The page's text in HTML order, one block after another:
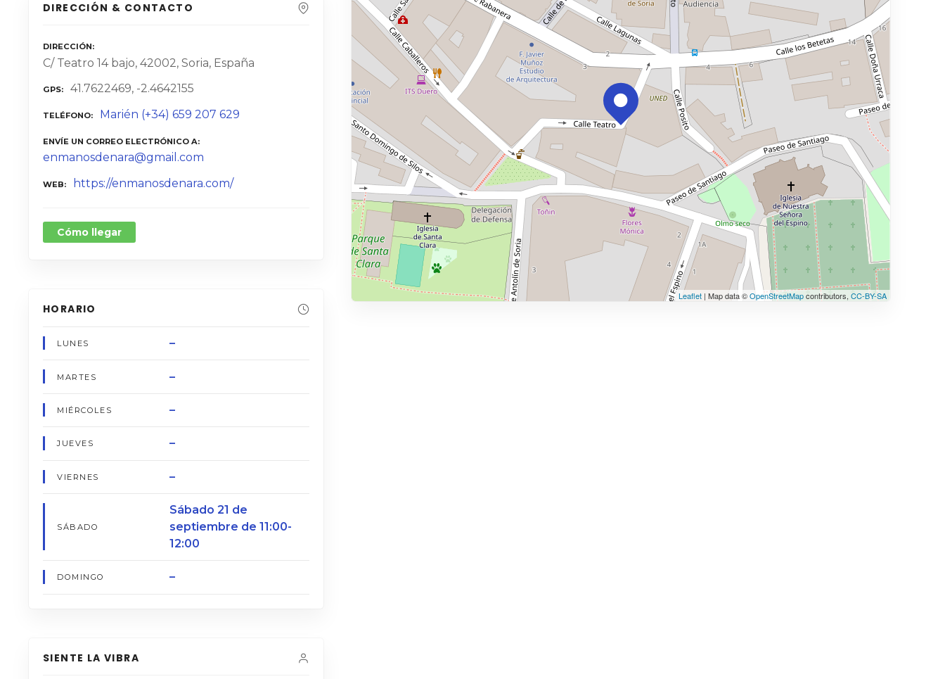
DIRECCIÓN & CONTACTO
DIRECCIÓN
C/ Teatro 14 bajo, 42002, Soria, España
GPS 41.7622469, -2.4642155
TELÉFONO Marién (+34) 659 207 629
ENVÍE UN CORREO ELECTRÓNICO A
enmanosdenara@gmail.com
WEB https://enmanosdenara.com/
Cómo llegar
HORARIO
LUNES –
MARTES –
MIÉRCOLES –
JUEVES –
VIERNES –
SÁBADO
Sábado 21 de
septiembre de 11:00-
12:00
DOMINGO –
SIENTE LA VIBRA
Leaflet| Map data ©OpenStreetMapcontributors, CC-BY-SA